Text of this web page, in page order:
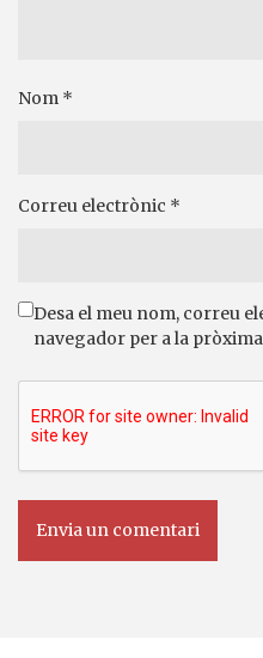
Nom *
Correu electrònic *
Desa el meu nom, correu
navegador per a la